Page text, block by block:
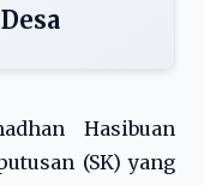
Hasibuan
(SK) yang